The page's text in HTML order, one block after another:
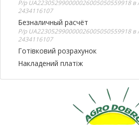
Р/р UA223052990000026005050559918
2434116107
Безналичный расчёт
Р/р UA223052990000026005050559918
2434116107
Готівковий розрахунок
Накладений платіж